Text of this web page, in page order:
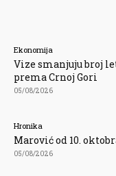
Ekonomija
Vize smanjuju broj
prema Crnoj Gori
05/08/2026
Hronika
Marović od 10.
05/08/2026